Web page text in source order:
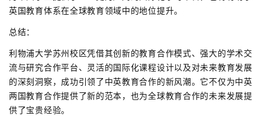
英国教育体系在全球教育领域中的地位提升。
总结：
利物浦大学苏州校区凭借其创新的教育合作模式、强大的学术交
流与研究合作平台、灵活的国际化课程设计以及对未来教育发展
的深刻洞察，成功引领了中英教育合作的新风潮。它不仅为中英
两国教育合作提供了新的范本，也为全球教育合作的未来发展提
供了宝贵经验。